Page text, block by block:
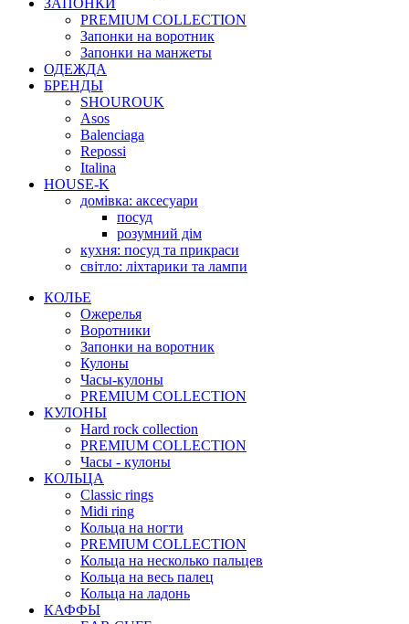
ЗАПОНКИ
PREMIUM COLLECTION
Запонки на воротник
Запонки на манжеты
ОДЕЖДА
БРЕНДЫ
SHOUROUK
Asos
Balenciaga
Repossi
Italina
HOUSE-K
домівка: аксесуари
посуд
розумний дім
кухня: посуд та прикраси
світло: ліхтарики та лампи
КОЛЬЕ
Ожерелья
Воротники
Запонки на воротник
Кулоны
Часы-кулоны
PREMIUM COLLECTION
КУЛОНЫ
Hard rock collection
PREMIUM COLLECTION
Часы - кулоны
КОЛЬЦА
Classic rings
Midi ring
Кольца на ногти
PREMIUM COLLECTION
Кольца на несколько пальцев
Кольца на весь палец
Кольца на ладонь
КАФФЫ